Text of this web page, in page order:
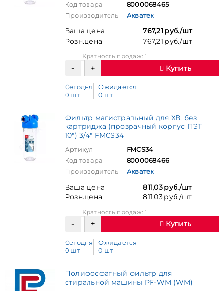
Код товара
8000068465
Производитель
Акватек
Ваша цена
767,21 руб./шт
Розн.цена
767,21 руб./шт
Кратность продаж: 1
Купить
Сегодня
0 шт
Ожидается
0 шт
Фильтр магистральный для ХВ, без
картриджа (прозрачный корпус ПЭТ
10") 3/4" FMCS34
Артикул
FMCS34
Код товара
8000068466
Производитель
Акватек
Ваша цена
811,03 руб./шт
Розн.цена
811,03 руб./шт
Кратность продаж: 1
Купить
Сегодня
0 шт
Ожидается
0 шт
Полифосфатный фильтр для
стиральной машины PF-WM (WM)